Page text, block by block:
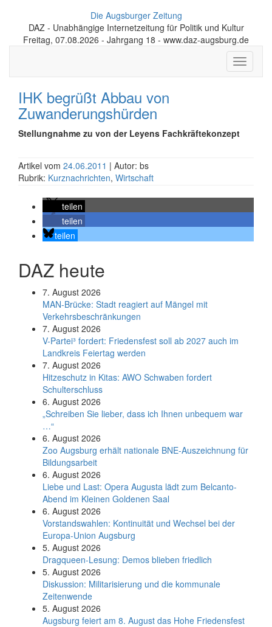
Die Augsburger Zeitung
DAZ - Unabhängige Internetzeitung für Politik und Kultur
Freitag, 07.08.2026 - Jahrgang 18 - www.daz-augsburg.de
Toggle
IHK begrüßt Abbau von
Zuwanderungshürden
Stellungnahme zu von der Leyens Fachkräftekonzept
Artikel vom 24.06.2011 | Autor: bs
Rubrik: Kurznachrichten, Wirtschaft
teilen
teilen
teilen
DAZ heute
7. August 2026
MAN-Brücke: Stadt reagiert auf Mängel mit
Verkehrsbeschränkungen
7. August 2026
V-Partei­³ fordert: Friedens­fest soll ab 2027 auch im
Land­kreis Feier­tag werden
7. August 2026
Hitzeschutz in Kitas: AWO Schwaben fordert
Schulterschluss
6. August 2026
„Schreiben Sie lieber, dass ich Ihnen unbequem war
…“
6. August 2026
Zoo Augsburg erhält nationale BNE-Auszeichnung für
Bildungsarbeit
6. August 2026
Liebe und Last: Opera Augusta lädt zum Belcanto-
Abend im Kleinen Goldenen Saal
6. August 2026
Vorstandswahlen: Kontinuität und Wechsel bei der
Europa-Union Augsburg
5. August 2026
Dragqueen-Lesung: Demos blieben friedlich
5. August 2026
Diskussion: Mi­li­ta­ri­sie­rung und die kommunale
Zeitenwende
5. August 2026
Augsburg feiert am 8. August das Hohe Friedensfest